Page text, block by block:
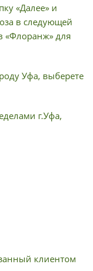
«Далее» и
в следующей
«Флоранж» для
Уфа, выберете
г.Уфа,
клиентом